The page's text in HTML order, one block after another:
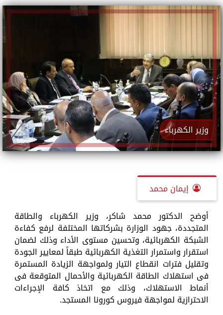
وزير الكهرباء
إيمان محمد
أوضح الدكتور محمد شاكر، وزير الكهرباء والطاقة
المتجددة، جهود الوزارة بشركاتها المختلفة لرفع كفاءة
الشبكة الكهربائية، وتحسين مستوى الأداء وذلك لضمان
استقرار واستمرار التغذية الكهربائية طبقاً لمعايير الجودة
وتقليل فترات انقطاع التيار ولمواجهة الزيادة المستمرة
فى استهلاك الطاقة الكهربائية والأحمال المتوقعة فى
أنماط الاستهلاك، وذلك مع اتخاذ كافة الإجراءات
الاحترازية لمواجهة فيروس كورونا المستجد.